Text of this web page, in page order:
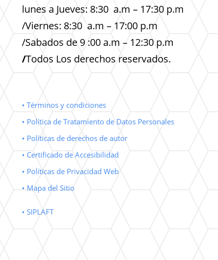
lunes a Jueves: 8:30 a.m – 17:30 p.m
/Viernes: 8:30 a.m – 17:00 p.m
/Sabados de 9 :00 a.m – 12:30 p.m
/Todos Los derechos reservados.
• Términos y condiciones
• Política de Tratamiento de Datos Personales
• Políticas de derechos de autor
• Certificado de Accesibilidad
• Políticas de Privacidad Web
• Mapa del Sitio
• SIPLAFT